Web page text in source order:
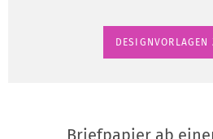
DESIGNVORLAGEN
Briefpapier ab